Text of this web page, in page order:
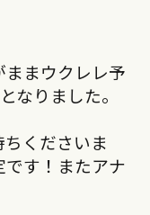
まウクレレ予
なりました。
くださいま
す！またアナ